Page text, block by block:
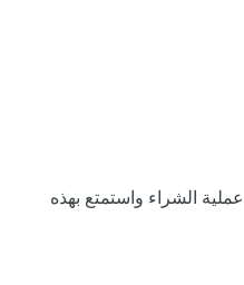
الشراء واستمتع بهذه